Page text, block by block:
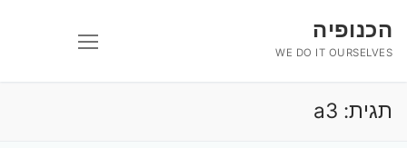
לתוכןהכנופיה
WE DO IT OURSELVES
תגית: a3